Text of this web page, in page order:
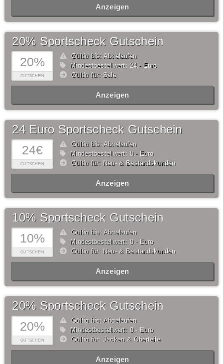
Anzeigen
20%
GUTSCHEIN
20% Sportscheck Gutschein
Gültig bis: Abgelaufen
Mindestbestellwert: 24,- Euro
Gültig für: Sale
Anzeigen
24€
GUTSCHEIN
24 Euro Sportscheck Gutschein
Gültig bis: Abgelaufen
Mindestbestellwert: 0,- Euro
Gültig für: Neu- & Bestandskunden
Anzeigen
10%
GUTSCHEIN
10% Sportscheck Gutschein
Gültig bis: Abgelaufen
Mindestbestellwert: 0,- Euro
Gültig für: Neu- & Bestandskunden
Anzeigen
20%
GUTSCHEIN
20% Sportscheck Gutschein
Gültig bis: Abgelaufen
Mindestbestellwert: 0,- Euro
Gültig für: Jacken & Oberteile
Anzeigen